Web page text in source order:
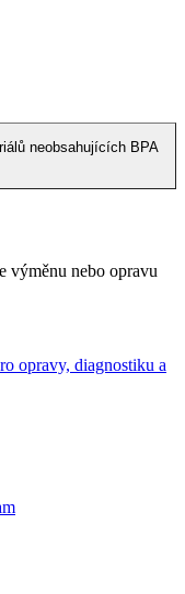
neobsahujících BPA
výměnu nebo opravu
opravy, diagnostiku a